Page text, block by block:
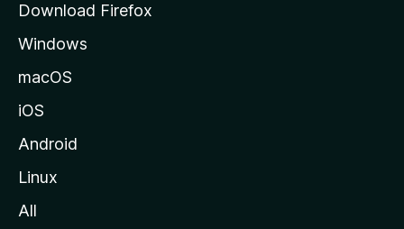
Download Firefox
Windows
macOS
iOS
Android
Linux
All